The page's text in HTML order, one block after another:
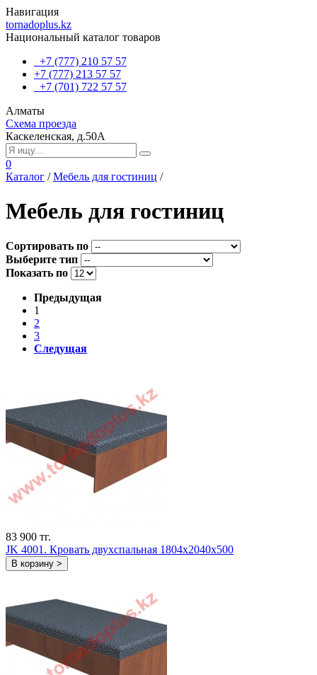
Навигация
tornadoplus.kz
Национальный каталог товаров
+7 (777) 210 57 57
+7 (777) 213 57 57
+7 (701) 722 57 57
Алматы
Схема проезда
Каскеленская, д.50А
0
Каталог /Мебель для гостиниц /
Мебель для гостиниц
Сортировать по
Выберите тип
Показать по
Предыдущая
1
2
3
Следущая
83 900 тг.
JK 4001. Кровать двухспальная 1804х2040х500
В корзину >